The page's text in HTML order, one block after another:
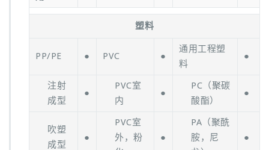
塑料
PP/PE ● PVC ●
通用工程塑
料
●
注射
成型
●
PVC室
内
●
PC（聚碳
酸酯）
●
吹塑
成型
●
PVC室
外，粉
●
PA（聚酰
胺，尼
●